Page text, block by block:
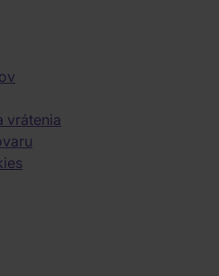
vrátenia